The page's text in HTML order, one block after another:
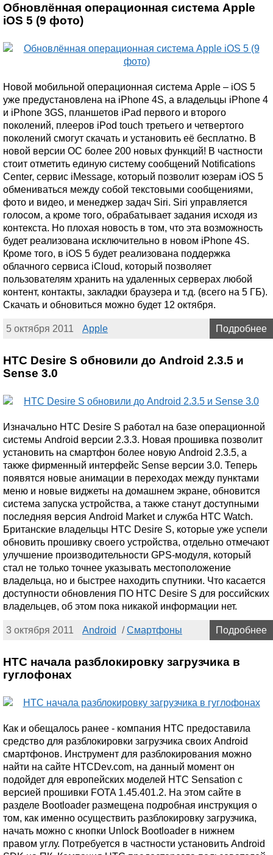
Обновлённая операционная система Apple
iOS 5 (9 фото)
Новой мобильной операционная система Apple – iOS 5
уже предустановлена на iPhone 4S, а владельцы iPhone 4
и iPhone 3GS, планшетов iPad первого и второго
поколений, плееров iPod touch третьего и четвертого
поколений смогут скачать и установить её бесплатно. В
новой версии ОС более 200 новых функций! В частности
стоит отметить единую систему сообщений Notifications
Center, сервис iMessage, который позволит юзерам iOS 5
обмениваться между собой текстовыми сообщениями,
фото и видео, и менеджер задач Siri. Siri управляется
голосом, а кроме того, обрабатывает задания исходя из
контекста. Но плохая новость в том, что эта возможность
будет реализована исключительно в новом iPhone 4S.
Кроме того, в iOS 5 будет реализована поддержка
облачного сервиса iCloud, который позволяет
пользователям хранить на удаленных серверах любой
контент, контакты, закладки браузера и т.д. (всего на 5 ГБ).
Скачать и обновиться можно будет 12 октября.
5 октября 2011 Apple Подробнее
HTC Desire S обновили до Android 2.3.5 и
Sense 3.0
Изначально HTC Desire S работал на базе операционной
системы Android версии 2.3.3. Новая прошивка позволит
установить на смартфон более новую Android 2.3.5, а
также фирменный интерфейс Sense версии 3.0. Теперь
появятся новые анимации в переходах между пунктами
меню и новые виджеты на домашнем экране, обновится
система запуска устройства, а также станут доступными
последняя версия Android Market и служба HTC Watch.
Британские владельцы HTC Desire S, которые уже успели
обновить прошивку своего устройства, отдельно отмечают
улучшение производительности GPS-модуля, который
стал не только точнее указывать местоположение
владельца, но и быстрее находить спутники. Что касается
доступности обновления ПО HTC Desire S для российских
владельцев, об этом пока никакой информации нет.
3 октября 2011 Android /Смартфоны Подробнее
HTC начала разблокировку загрузчика в
гуглофонах
Как и обещалось ранее - компания HTC предоставила
средство для разблокировки загрузчика своих Android
смартфонов. Инструмент для разблокирования можно
найти на сайте HTCDev.com, на данный момент он
подойдет для европейских моделей HTC Sensation с
версией прошивки FOTA 1.45.401.2. На этом сайте в
разделе Bootloader размещена подробная инструкция о
том, как именно осуществить разблокировку загрузчика,
начать можно с кнопки Unlock Bootloader в нижнем
правом углу. Потребуется в частности установить Android